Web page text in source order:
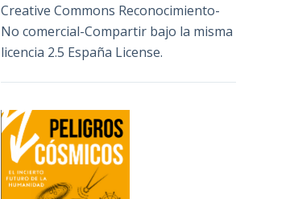
Creative Commons Reconocimiento-
No comercial-Compartir bajo la misma
licencia 2.5 España License.